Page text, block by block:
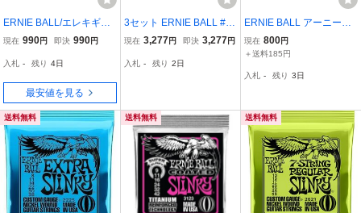
ERNIE BALL/エレキギタ
ー弦 Primo Slinky 2212 0
現在 990円 即決 990円
入札 - 残り 4日
最安値を見る
3セット ERNIE BALL #22
21 Regular Slinky 010-04
ギター弦
現在 3,277 円 即決 3,277 円
入札 - 残り 2日
ERNIE BALL アーニーボ
ール エレキギター弦 1
～6弦 1セット Super Sli
現在 800円
＋送料185円
入札 - 残り 3日
送料無料 送料無料 送料無料